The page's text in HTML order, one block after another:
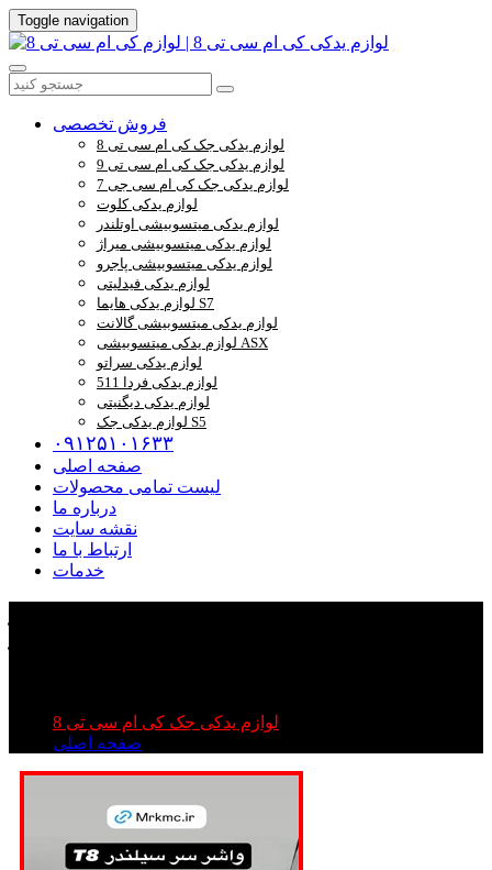
Toggle navigation
فروش تخصصی
لوازم یدکی جک کی ام سی تی 8
لوازم یدکی جک کی ام سی تی 9
لوازم یدکی جک کی ام سی جی 7
لوازم یدکی کلوت
لوازم یدکی میتسوبیشی اوتلندر
لوازم یدکی میتسوبیشی میراژ
لوازم یدکی میتسوبیشی پاجرو
لوازم یدکی فیدلیتی
لوازم یدکی هایما S7
لوازم یدکی میتسوبیشی گالانت
لوازم یدکی میتسوبیشی ASX
لوازم یدکی سراتو
لوازم یدکی فردا 511
لوازم یدکی دیگنیتی
لوازم یدکی جک S5
۰۹۱۲۵۱۰۱۶۳۳
صفحه اصلی
لیست تمامی محصولات
درباره ما
نقشه سایت
ارتباط با ما
خدمات
لوازم یدکی جک کی ام سی تی 8
صفحه اصلی